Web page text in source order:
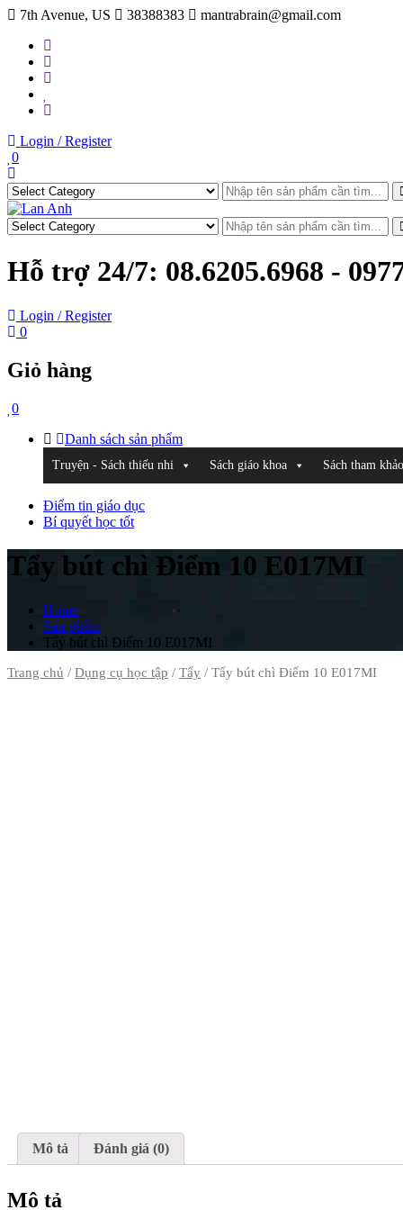
Skip
content
7th Avenue, US 38388383 mantrabrain@gmail.com
Login / Register
0
Hỗ trợ 24/7: 08.6205.6968 -
Login / Register
0
Giỏ hàng
0
Danh sách sản phẩm
Truyện - Sách thiếu nhi Sách giáo khoa Sách tham khảo
Điểm tin giáo dục
Bí quyết học tốt
Tẩy bút chì Điểm 10 E017MI
Home
Sản phẩm
Tẩy bút chì Điểm 10 E017MI
Trang chủ / Dụng cụ học tập / Tẩy / Tẩy bút chì Điểm 10 E017MI
Mô tả
Đánh giá (0)
Mô tả